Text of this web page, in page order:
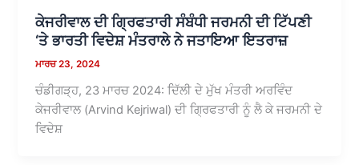
ਕੇਜਰੀਵਾਲ ਦੀ ਗ੍ਰਿਫਤਾਰੀ ਸੰਬੰਧੀ ਜਰਮਨੀ ਦੀ ਟਿੱਪਣੀ
‘ਤੇ ਭਾਰਤੀ ਵਿਦੇਸ਼ ਮੰਤਰਾਲੇ ਨੇ ਜਤਾਇਆ ਇਤਰਾਜ਼
ਮਾਰਚ 23, 2024
ਚੰਡੀਗੜ੍ਹ, 23 ਮਾਰਚ 2024: ਦਿੱਲੀ ਦੇ ਮੁੱਖ ਮੰਤਰੀ ਅਰਵਿੰਦ
ਕੇਜਰੀਵਾਲ (Arvind Kejriwal) ਦੀ ਗ੍ਰਿਫਤਾਰੀ ਨੂੰ ਲੈ ਕੇ ਜਰਮਨੀ ਦੇ
ਵਿਦੇਸ਼